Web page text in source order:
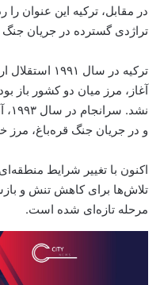
در مقابل، ترکیه این عنوان
تراژدی گسترده در جریان
ترکیه در سال
آغاز، مرز میان دو کشور باز
و در جریان جنگ قره‌باغ، مرز
اکنون با تغییر شرایط
تلاش‌ها برای کاهش تنش و
مرحله تازه‌ای شده است.